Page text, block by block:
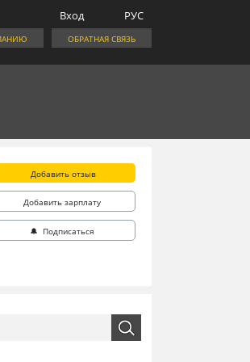
РУС
Вход
ОБРАТНАЯ СВЯЗЬ
Добавить отзыв
Добавить зарплату
🔔 Подписаться